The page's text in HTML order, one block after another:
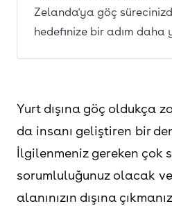
Zelanda'ya göç
hedefinize bir adım
Yurt dışına göç oldukça
da insanı geliştiren bir
İlgilenmeniz gereken çok
sorumluluğunuz olacak
alanınızın dışına